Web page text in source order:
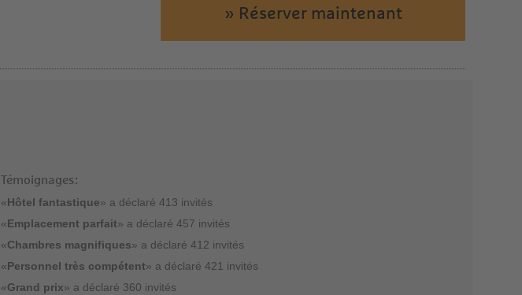
» Réserver maintenant
Témoignages:
«Hôtel fantastique» a déclaré 413 invités
«Emplacement parfait» a déclaré 457 invités
«Chambres magnifiques» a déclaré 412 invités
«Personnel très compétent» a déclaré 421 invités
«Grand prix» a déclaré 360 invités